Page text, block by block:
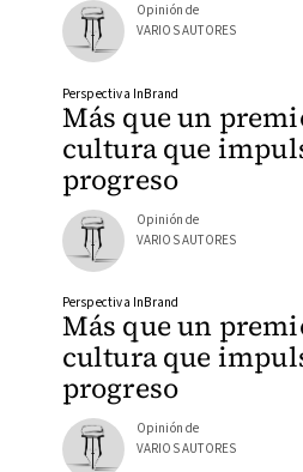
Opinión de
VARIOS AUTORES
Más que un
cultura que
progreso
Perspectiva InBrand
Opinión de
VARIOS AUTORES
Más que un
cultura que
progreso
Perspectiva InBrand
Opinión de
VARIOS AUTORES